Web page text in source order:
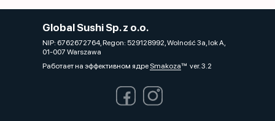
Global Sushi Sp. z o.o.
NIP: 6762672764, Regon: 529128992, Wolność 3a, lok A,
01-007 Warszawa
Работает на эффективном ядре Smakozaver. 3.2